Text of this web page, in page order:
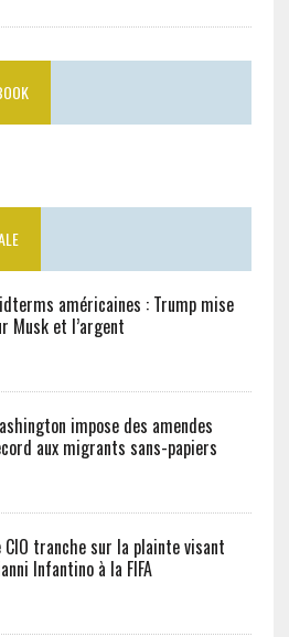
américaines : Trump mise
Musk et l’argent
impose des amendes
aux migrants sans-papiers
CIO tranche sur la plainte visant
Infantino à la FIFA